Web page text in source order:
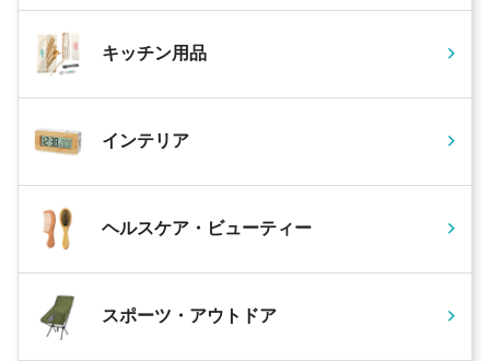
キッチン用品
インテリア
ヘルスケア・ビューティー
スポーツ・アウトドア